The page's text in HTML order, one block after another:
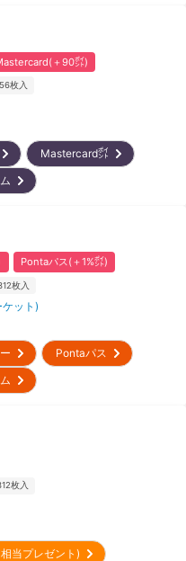
＋90㌽)
枚入
Mastercard㌽
ム
Pontaパス(＋1%㌽)
枚入
ット)
ー
Pontaパス
ム
枚入
相当プレゼント)